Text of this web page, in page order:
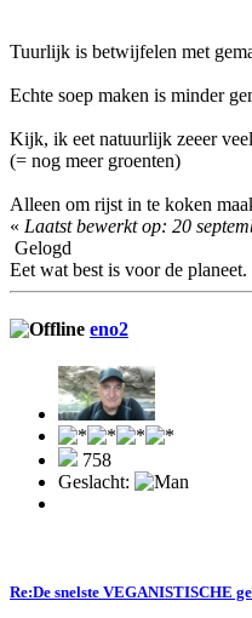
Tuurlijk is betwijfelen met
Echte soep maken is minder
Kijk, ik eet natuurlijk zeeer
(= nog meer groenten)
Alleen om rijst in te koken
« Laatst bewerkt op: 20
Gelogd
Eet wat best is voor de planeet.
eno2
758
Geslacht:
Re:De snelste VEGANISTISCHE